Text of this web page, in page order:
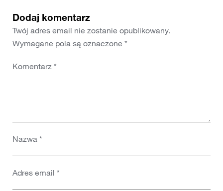
Dodaj komentarz
Twój adres email nie zostanie opublikowany.
Wymagane pola są oznaczone *
Komentarz *
Nazwa *
Adres email *